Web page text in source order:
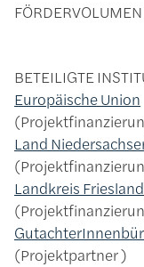
BETEILIGTE
Europäische Union
Land
Landkreis Friesland
Projektpartner